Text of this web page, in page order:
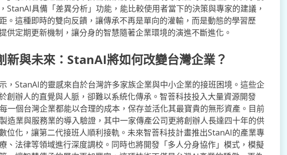
StanAI具備「差異分析」功能，能比較使用者當下的決策與專家的建議，
。這種即時的雙向反饋，讓傳承不再是單向的灌輸，而是動態的學習歷
供定期更新機制，讓分身的智慧隨著企業環境的演進不斷進化。
新與未來：StanAI將如何改變台灣企業？
，StanAI的靈感來自於台灣許多家族企業與中小企業的接班困境。這些企
創辦人的直覺與人脈，卻難以系統化傳承。智菩科技投入大量資源開發
一個台灣企業都能以合理的成本，保存並活化其最寶貴的無形資產。目前
造業與服務業的導入驗證，其中一家傳產公司更將創辦人長達四十年的供
位化，讓第二代接班人順利接軌。未來智菩科技計畫推出StanAI的產業專
、法律等領域進行深度調校。同時也將開發「多人分身協作」模式，模擬